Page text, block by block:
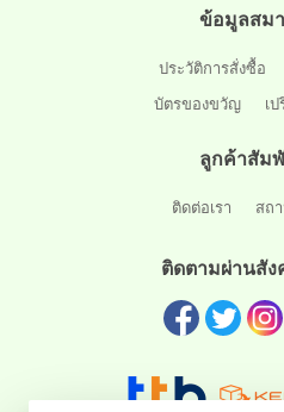
ข้อมูลสม
ประวัติการสั่งซื้อ
บัตรของขวัญ
เ
ลูกค้าสัม
ติดต่อเรา สถ
ติดตามผ่านสั